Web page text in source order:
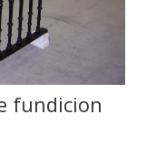
fundicion